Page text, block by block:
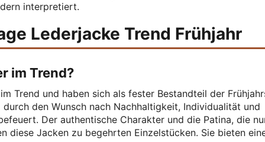
interpretiert.
Lederjacke Trend Frühjahr
im Trend?
Trend und haben sich als fester Bestandteil der
den Wunsch nach Nachhaltigkeit, Individualität und
Der authentische Charakter und die Patina, die
diese Jacken zu begehrten Einzelstücken. Sie bieten